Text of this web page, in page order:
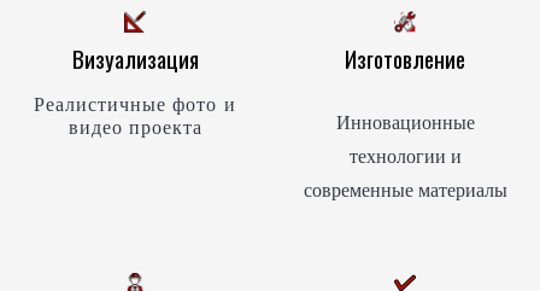
Визуализация
Реалистичные фото и
видео проекта
Изготовление
Инновационные
технологии и
современные материалы